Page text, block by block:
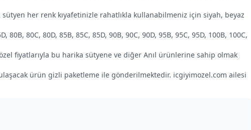
her renk kıyafetinizle rahatlıkla kullanabilmeniz için siyah, beyaz
80C, 80D, 85B, 85C, 85D, 90B, 90C, 90D, 95B, 95C, 95D, 100B, 100C,
fiyatlarıyla bu harika sütyene ve diğer Anıl ürünlerine sahip olmak
ürün gizli paketleme ile gönderilmektedir. icgiyimozel.com ailesi